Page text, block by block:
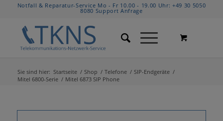
Notfall & Reparatur-Service Mo - Fr 10.00 - 19.00 Uhr:+49 30 5050
8080 Support Anfrage
Sie sind hier: Startseite / Shop / Telefone / SIP-Endgeräte /
Mitel 6800-Serie / Mitel 6873 SIP Phone